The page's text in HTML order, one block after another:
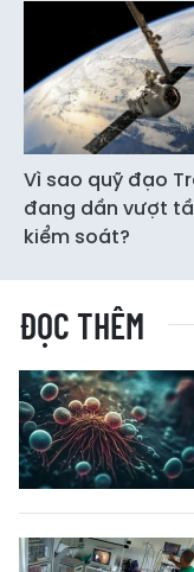
Vì sao quỹ đạo
đang dần vượt
kiểm soát?
ĐỌC THÊM